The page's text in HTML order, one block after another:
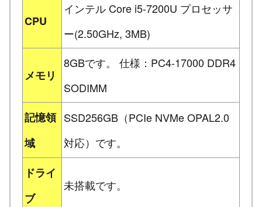
CPU
インテル Core i5-7200U プロセッサ
ー(2.50GHz, 3MB)
メモリ
8GBです。 仕様：PC4-17000 DDR4
SODIMM
記憶領
域
SSD256GB（PCIe NVMe OPAL2.0
対応）です。
ドライ
ブ
未搭載です。